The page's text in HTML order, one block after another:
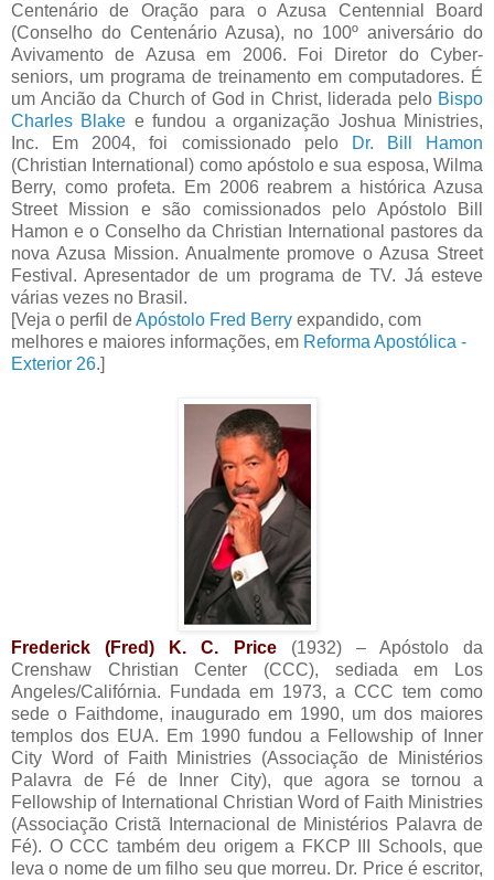
Centenário de Oração para o Azusa Centennial Board
(Conselho do Centenário Azusa), no 100º aniversário do
Avivamento de Azusa em 2006. Foi Diretor do Cyber-
seniors, um programa de treinamento em computadores. É
um Ancião da Church of God in Christ, liderada pelo Bispo
Charles Blake e fundou a organização Joshua Ministries,
Inc. Em 2004, foi comissionado pelo
Dr. Bill Hamon
(Christian International) como apóstolo e sua esposa, Wilma
Berry, como profeta. Em 2006 reabrem a histórica Azusa
Street Mission e são comissionados pelo Apóstolo Bill
Hamon e o Conselho da Christian International pastores da
nova Azusa Mission. Anualmente promove o Azusa Street
Festival. Apresentador de um programa de TV. Já esteve
várias vezes no Brasil.
[Veja o perfil deApóstolo Fred Berry expandido, com
melhores e maiores informações, em Reforma Apostólica -
Exterior 26.]
Frederick (Fred) K. C. Price(1932) – Apóstolo da
Crenshaw Christian Center (CCC), sediada em Los
Angeles/Califórnia. Fundada em 1973, a CCC tem como
sede o Faithdome, inaugurado em 1990, um dos maiores
templos dos EUA. Em 1990 fundou a Fellowship of Inner
City Word of Faith Ministries (Associação de Ministérios
Palavra de Fé de Inner City), que agora se tornou a
Fellowship of International Christian Word of Faith Ministries
(Associação Cristã Internacional de Ministérios Palavra de
Fé). O CCC também deu origem a FKCP III Schools, que
leva o nome de um filho seu que morreu. Dr. Price é escritor,